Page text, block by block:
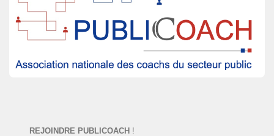
REJOINDRE PUBLICOACH !